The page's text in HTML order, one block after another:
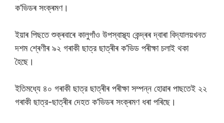
ক’ভিডৰ সংক্ৰমণ।
ইয়াৰ পিছতে শুক্ৰবাৰে কালুগাঁও উপস্বাস্থ্য কেন্দ্ৰৰ দ্বাৰা বিদ্যালয়খনত
দশম শ্ৰেণীৰ ৯২ গৰাকী ছাত্র ছাত্ৰীৰ ক’ভিড পৰীক্ষা চলাই থকা
হৈছে।
ইতিমধ্যে ৪০ গৰাকী ছাত্র ছাত্ৰীৰ পৰীক্ষা সম্পন্ন হোৱাৰ পাছতেই ২২
গৰাকী ছাত্র-ছাত্ৰীৰ দেহত ক’ভিডৰ সংক্ৰমণ ধৰা পৰিছে।